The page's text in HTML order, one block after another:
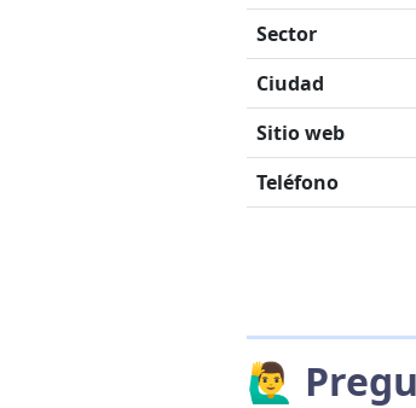
Sector
Ciudad
Sitio web
Teléfono
🙋‍♂️